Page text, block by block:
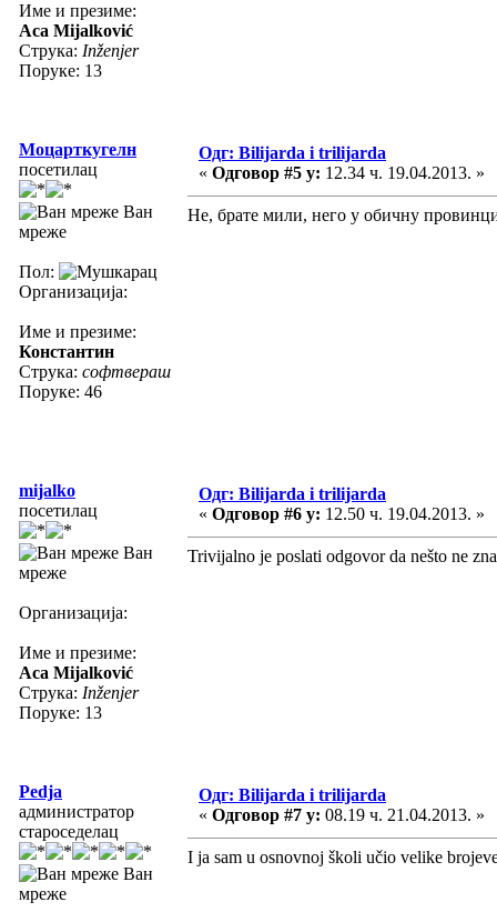
Име и презиме:
Aca Mijalković
Струка: Inženjer
Поруке: 13
Моцарткугелн
посетилац
Ван
мреже
Пол:
Организација:
Име и презиме:
Константин
Струка: софтвераш
Поруке: 46
Одг: Bilijarda i trilijarda
« Одговор #5 у: 12.34 ч. 19.04.2013. »
Не, брате мили, него у обичну
mijalko
посетилац
Ван
мреже
Организација:
Име и презиме:
Aca Mijalković
Струка: Inženjer
Поруке: 13
Одг: Bilijarda i trilijarda
« Одговор #6 у: 12.50 ч. 19.04.2013. »
Trivijalno je poslati odgovor da nešto ne
Pedja
администратор
староседелац
Ван
мреже
Одг: Bilijarda i trilijarda
« Одговор #7 у: 08.19 ч. 21.04.2013. »
I ja sam u osnovnoj školi učio velike